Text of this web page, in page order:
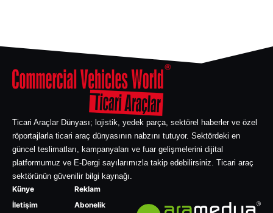
Ticari Araçlar Dünyası; lojistik, yedek parça, sektörel haberler ve özel
röportajlarla ticari araç dünyasının nabzını tutuyor. Sektördeki en
güncel teslimatları, kampanyaları ve fuar gelişmelerini dijital
platformumuz ve E-Dergi sayılarımızla takip edebilirsiniz. Ticari araç
sektörünün güvenilir bilgi kaynağı.
Künye
İletişim
Reklam
Abonelik